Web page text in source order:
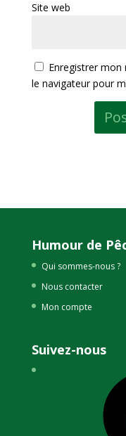
Site web
Enregistrer
le navigateur pour
Humour de
Qui sommes-nous ?
Nous contacter
Mon compte
Suivez-nous